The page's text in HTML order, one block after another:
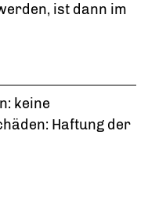
ist dann im
keine
Haftung der